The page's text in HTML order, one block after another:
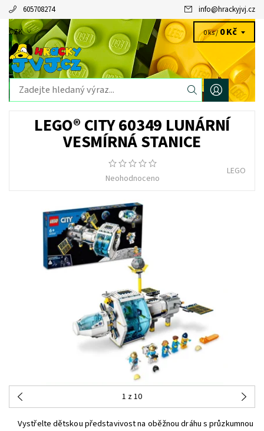
605708274 info@hrackyjvj.cz
CZK 0 ks /0 Kč
LEGO® CITY 60349 LUNÁRNÍ
VESMÍRNÁ STANICE
Neohodnoceno
LEGO
1 z 10
Vystřelte dětskou představivost na oběžnou dráhu s průzkumnou